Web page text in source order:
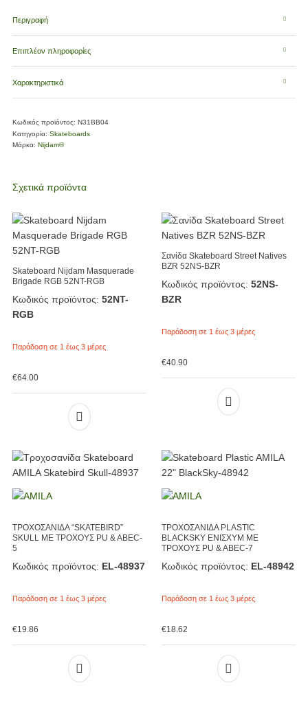
Περιγραφή
Επιπλέον πληροφορίες
Χαρακτηριστικά
Κωδικός προϊόντος: N31BB04
Κατηγορία: Skateboards
Μάρκα: Nijdam®
Σχετικά προϊόντα
Skateboard Nijdam Masquerade
Brigade RGB 52NT-RGB
Κωδικός προϊόντος: 52NT-
RGB
Παράδοση σε 1 έως 3 μέρες
€64.00
Σανίδα Skateboard Street Natives
BZR 52NS-BZR
Κωδικός προϊόντος: 52NS-
BZR
Παράδοση σε 1 έως 3 μέρες
€40.90
ΤΡΟΧΟΣΑΝΙΔΑ “SKATEBIRD”
SKULL ΜΕ ΤΡΟΧΟΥΣ PU & ABEC-
5
Κωδικός προϊόντος: EL-48937
Παράδοση σε 1 έως 3 μέρες
€19.86
ΤΡΟΧΟΣΑΝΙΔΑ PLASTIC
BLACKSKY ΕΝΙΣΧΥΜ ΜΕ
ΤΡΟΧΟΥΣ PU & ABEC-7
Κωδικός προϊόντος: EL-48942
Παράδοση σε 1 έως 3 μέρες
€18.62